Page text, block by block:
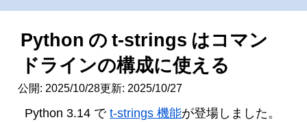
Python の t-strings はコマン
ドラインの構成に使える
公開: 2025/10/28更新: 2025/10/27
Python 3.14 で t-strings 機能が登場しました。